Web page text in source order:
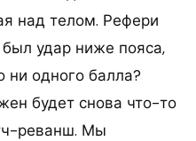
над телом. Рефери
удар ниже пояса,
ни одного балла?
будет снова что-то
реванш. Мы